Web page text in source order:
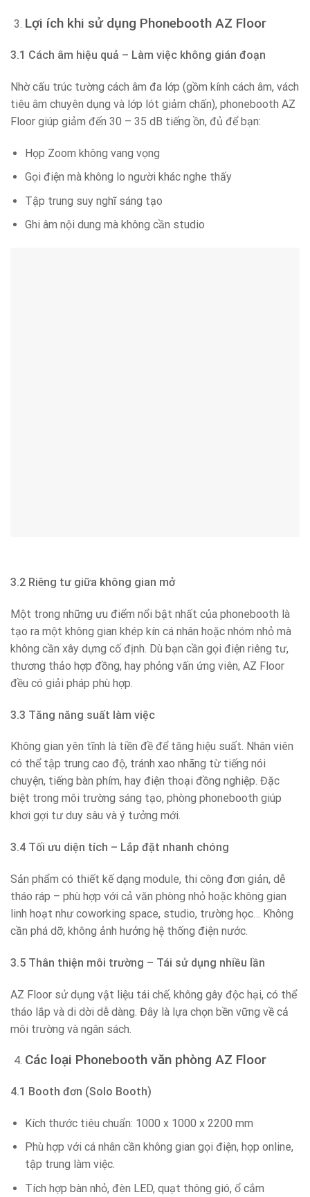
Lợi ích khi sử dụng Phonebooth AZ Floor
3.1 Cách âm hiệu quả – Làm việc không gián đoạn
Nhờ cấu trúc tường cách âm đa lớp (gồm kính cách âm, vách
tiêu âm chuyên dụng và lớp lót giảm chấn), phonebooth AZ
Floor giúp giảm đến 30 – 35 dB tiếng ồn, đủ để bạn:
Họp Zoom không vang vọng
Gọi điện mà không lo người khác nghe thấy
Tập trung suy nghĩ sáng tạo
Ghi âm nội dung mà không cần studio
3.2 Riêng tư giữa không gian mở
Một trong những ưu điểm nổi bật nhất của phonebooth là
tạo ra một không gian khép kín cá nhân hoặc nhóm nhỏ mà
không cần xây dựng cố định. Dù bạn cần gọi điện riêng tư,
thương thảo hợp đồng, hay phỏng vấn ứng viên, AZ Floor
đều có giải pháp phù hợp.
3.3 Tăng năng suất làm việc
Không gian yên tĩnh là tiền đề để tăng hiệu suất. Nhân viên
có thể tập trung cao độ, tránh xao nhãng từ tiếng nói
chuyện, tiếng bàn phím, hay điện thoại đồng nghiệp. Đặc
biệt trong môi trường sáng tạo, phòng phonebooth giúp
khơi gợi tư duy sâu và ý tưởng mới.
3.4 Tối ưu diện tích – Lắp đặt nhanh chóng
Sản phẩm có thiết kế dạng module, thi công đơn giản, dễ
tháo ráp – phù hợp với cả văn phòng nhỏ hoặc không gian
linh hoạt như coworking space, studio, trường học… Không
cần phá dỡ, không ảnh hưởng hệ thống điện nước.
3.5 Thân thiện môi trường – Tái sử dụng nhiều lần
AZ Floor sử dụng vật liệu tái chế, không gây độc hại, có thể
tháo lắp và di dời dễ dàng. Đây là lựa chọn bền vững về cả
môi trường và ngân sách.
Các loại Phonebooth văn phòng AZ Floor
4.1 Booth đơn (Solo Booth)
Kích thước tiêu chuẩn: 1000 x 1000 x 2200 mm
Phù hợp với cá nhân cần không gian gọi điện, họp online,
tập trung làm việc.
Tích hợp bàn nhỏ, đèn LED, quạt thông gió, ổ cắm